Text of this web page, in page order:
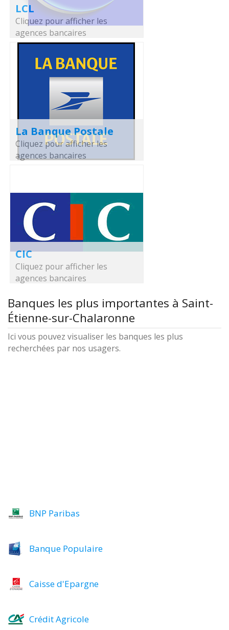
LCL
Cliquez pour afficher les
agences bancaires
La Banque Postale
Cliquez pour afficher les
agences bancaires
CIC
Cliquez pour afficher les
agences bancaires
Banques les plus importantes à Saint-
Étienne-sur-Chalaronne
Ici vous pouvez visualiser les banques les plus
recherchées par nos usagers.
BNP Paribas
Banque Populaire
Caisse d'Epargne
Crédit Agricole